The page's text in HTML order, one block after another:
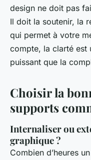
design ne doit pas
Il doit la soutenir, la
qui permet à votre
compte, la clarté est
puissant que la
Choisir la
supports
Internaliser ou
graphique ?
Combien d’heures